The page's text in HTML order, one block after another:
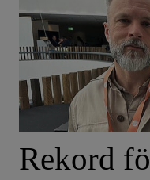
Rekord